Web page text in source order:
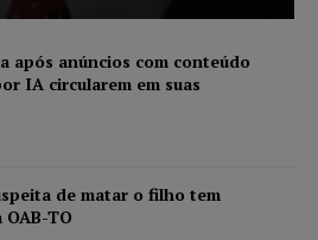
após anúncios com conteúdo
IA circularem em suas
de matar o filho tem
TO